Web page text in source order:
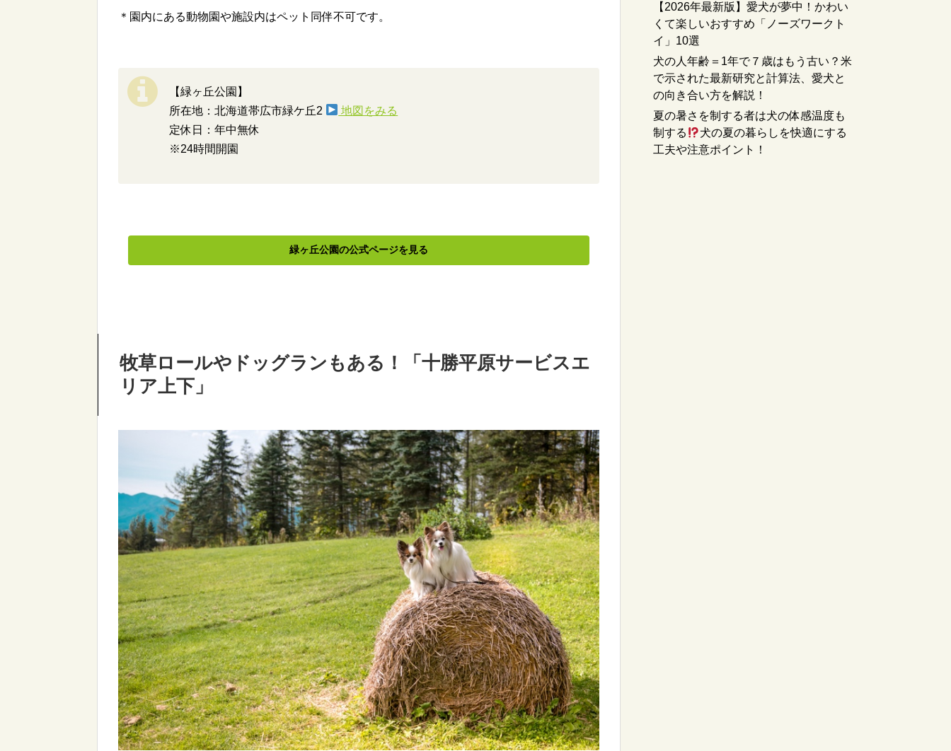
＊園内にある動物園や施設内はペット同伴不可です。
【緑ヶ丘公園】
所在地：北海道帯広市緑ケ丘2
地図をみる
定休日：年中無休
※24時間開園
緑ヶ丘公園の公式ページを見る
牧草ロールやドッグランもある！「十勝平原サービスエ
リア上下」
【2026年最新版】愛犬が夢中！かわい
くて楽しいおすすめ「ノーズワークト
イ」10選
犬の人年齢＝1年で７歳はもう古い？米
で示された最新研究と計算法、愛犬と
の向き合い方を解説！
夏の暑さを制する者は犬の体感温度も
制する
犬の夏の暮らしを快適にする
工夫や注意ポイント！